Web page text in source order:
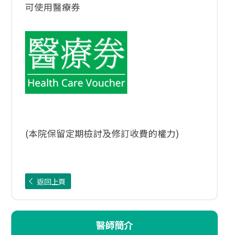
可使用醫療券
(本院保留定期檢討及修訂收費的權力)
返回上頁
醫師簡介